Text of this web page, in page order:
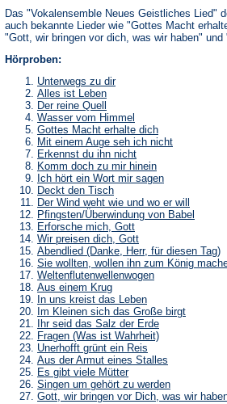
Das "Vokalensemble Neues Geistliches Lied"
auch bekannte Lieder wie "Gottes Macht
"Gott, wir bringen vor dich, was wir haben" und
Hörproben:
Unterwegs zu dir
Alles ist Leben
Der reine Quell
Wasser vom Himmel
Gottes Macht erhalte dich
Mit einem Auge seh ich nicht
Erkennst du ihn nicht
Komm doch zu mir hinein
Ich hört ein Wort mir sagen
Deckt den Tisch
Der Wind weht wie und wo er will
Pfingsten/Überwindung von Babel
Erforsche mich, Gott
Wir preisen dich, Gott
Abendlied (Danke, Herr, für diesen Tag)
Sie wollten, wollen ihn zum König
Weltenflutenwellenwogen
Aus einem Krug
In uns kreist das Leben
Im Kleinen sich das Große birgt
Ihr seid das Salz der Erde
Fragen (Was ist Wahrheit)
Unerhofft grünt ein Reis
Aus der Armut eines Stalles
Es gibt viele Mütter
Singen um gehört zu werden
Gott, wir bringen vor Dich, was wir